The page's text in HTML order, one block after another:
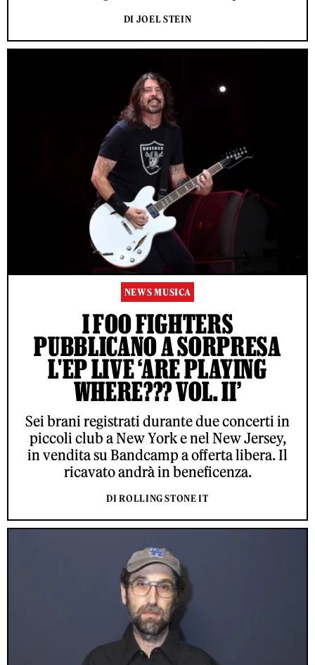
DI JOEL STEIN
NEWS MUSICA
I FOO FIGHTERS
PUBBLICANO A SORPRESA
L'EP LIVE ‘ARE PLAYING
WHERE??? VOL. II’
Sei brani registrati durante due concerti in
piccoli club a New York e nel New Jersey,
in vendita su Bandcamp a offerta libera. Il
ricavato andrà in beneficenza.
DI ROLLING STONE IT